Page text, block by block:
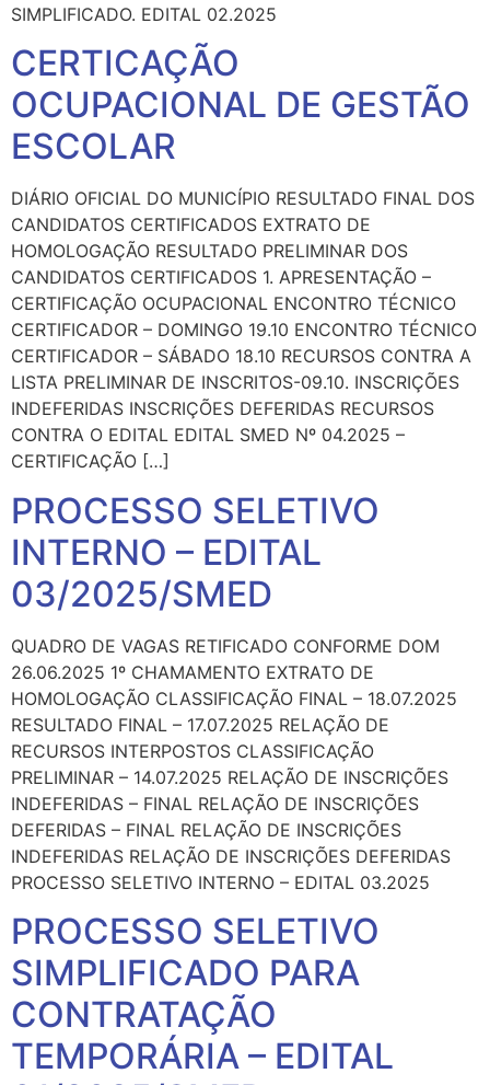
SIMPLIFICADO. EDITAL 02.2025
CERTICAÇÃO
OCUPACIONAL DE GESTÃO
ESCOLAR
DIÁRIO OFICIAL DO MUNICÍPIO RESULTADO FINAL DOS
CANDIDATOS CERTIFICADOS EXTRATO DE
HOMOLOGAÇÃO RESULTADO PRELIMINAR DOS
CANDIDATOS CERTIFICADOS 1. APRESENTAÇÃO –
CERTIFICAÇÃO OCUPACIONAL ENCONTRO TÉCNICO
CERTIFICADOR – DOMINGO 19.10 ENCONTRO TÉCNICO
CERTIFICADOR – SÁBADO 18.10 RECURSOS CONTRA A
LISTA PRELIMINAR DE INSCRITOS-09.10. INSCRIÇÕES
INDEFERIDAS INSCRIÇÕES DEFERIDAS RECURSOS
CONTRA O EDITAL EDITAL SMED Nº 04.2025 –
CERTIFICAÇÃO […]
PROCESSO SELETIVO
INTERNO – EDITAL
03/2025/SMED
QUADRO DE VAGAS RETIFICADO CONFORME DOM
26.06.2025 1º CHAMAMENTO EXTRATO DE
HOMOLOGAÇÃO CLASSIFICAÇÃO FINAL – 18.07.2025
RESULTADO FINAL – 17.07.2025 RELAÇÃO DE
RECURSOS INTERPOSTOS CLASSIFICAÇÃO
PRELIMINAR – 14.07.2025 RELAÇÃO DE INSCRIÇÕES
INDEFERIDAS – FINAL RELAÇÃO DE INSCRIÇÕES
DEFERIDAS – FINAL RELAÇÃO DE INSCRIÇÕES
INDEFERIDAS RELAÇÃO DE INSCRIÇÕES DEFERIDAS
PROCESSO SELETIVO INTERNO – EDITAL 03.2025
PROCESSO SELETIVO
SIMPLIFICADO PARA
CONTRATAÇÃO
TEMPORÁRIA – EDITAL